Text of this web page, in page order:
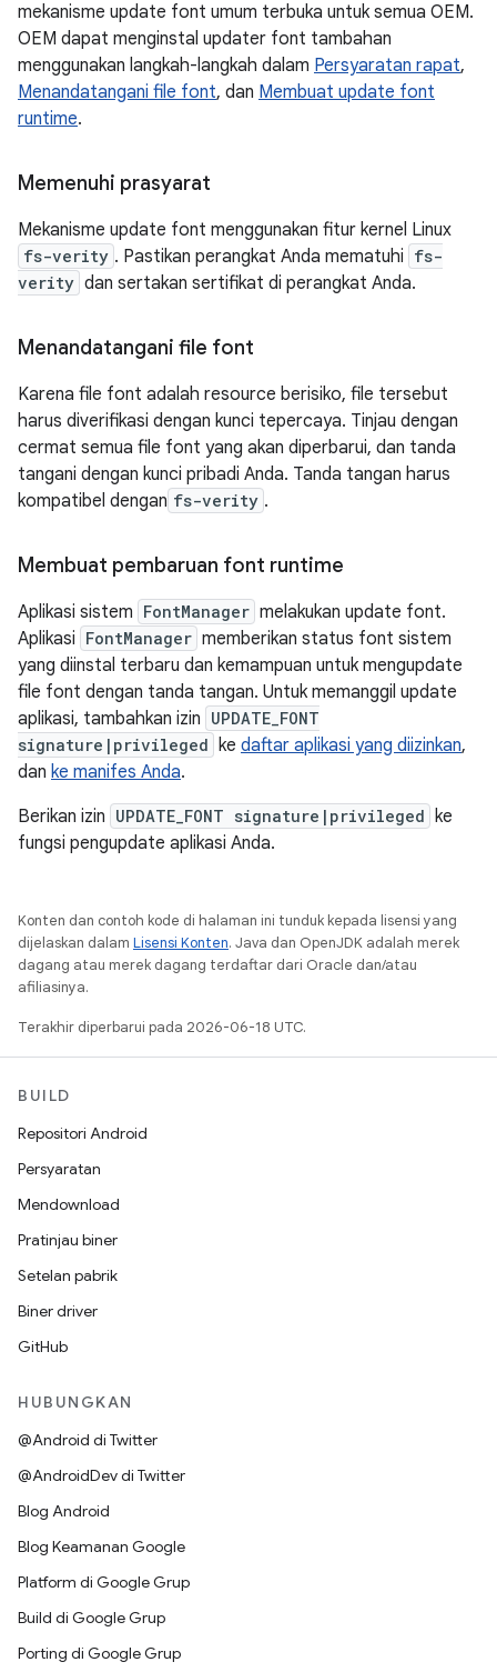
mekanisme update font umum terbuka untuk semua OEM.
OEM dapat menginstal updater font tambahan
menggunakan langkah-langkah dalam Persyaratan rapat,
Menandatangani file font, dan Membuat update font
runtime.
Memenuhi prasyarat
Mekanisme update font menggunakan fitur kernel Linux
fs-verity . Pastikan perangkat Anda mematuhi fs-
verity dan sertakan sertifikat di perangkat Anda.
Menandatangani file font
Karena file font adalah resource berisiko, file tersebut
harus diverifikasi dengan kunci tepercaya. Tinjau dengan
cermat semua file font yang akan diperbarui, dan tanda
tangani dengan kunci pribadi Anda. Tanda tangan harus
kompatibel dengan fs-verity .
Membuat pembaruan font runtime
Aplikasi sistem FontManager melakukan update font.
Aplikasi FontManager memberikan status font sistem
yang diinstal terbaru dan kemampuan untuk mengupdate
file font dengan tanda tangan. Untuk memanggil update
aplikasi, tambahkan izin UPDATE_FONT
signature|privileged ke daftar aplikasi yang diizinkan,
dan ke manifes Anda.
Berikan izin UPDATE_FONT signature|privileged ke
fungsi pengupdate aplikasi Anda.
Konten dan contoh kode di halaman ini tunduk kepada lisensi yang
dijelaskan dalam Lisensi Konten. Java dan OpenJDK adalah merek
dagang atau merek dagang terdaftar dari Oracle dan/atau
afiliasinya.
Terakhir diperbarui pada 2026-06-18 UTC.
BUILD
Repositori Android
Persyaratan
Mendownload
Pratinjau biner
Setelan pabrik
Biner driver
GitHub
HUBUNGKAN
@Android di Twitter
@AndroidDev di Twitter
Blog Android
Blog Keamanan Google
Platform di Google Grup
Build di Google Grup
Porting di Google Grup